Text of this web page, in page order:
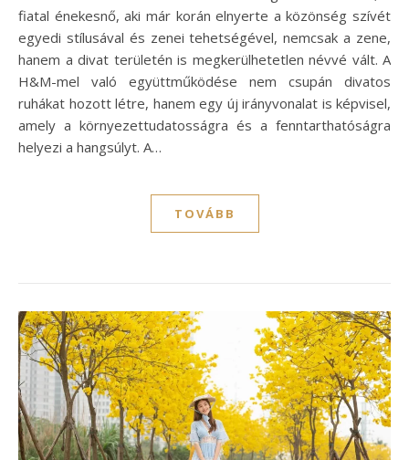
fiatal énekesnő, aki már korán elnyerte a közönség szívét
egyedi stílusával és zenei tehetségével, nemcsak a zene,
hanem a divat területén is megkerülhetetlen névvé vált. A
H&M-mel való együttműködése nem csupán divatos
ruhákat hozott létre, hanem egy új irányvonalat is képvisel,
amely a környezettudatosságra és a fenntarthatóságra
helyezi a hangsúlyt. A…
TOVÁBB